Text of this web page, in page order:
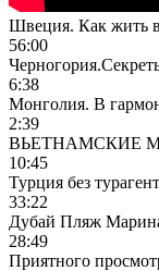
Швеция. Как жить
56:00
6:38
Монголия. В
2:39
ВЬЕТНАМСКИЕ
10:45
Турция без
33:22
Дубай Пляж
28:49
Приятного